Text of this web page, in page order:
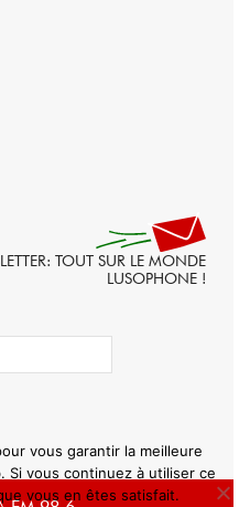
TOUT SUR LE MONDE
LUSOPHONE !
vous garantir la meilleure
vous continuez à utiliser ce
vous en êtes satisfait.